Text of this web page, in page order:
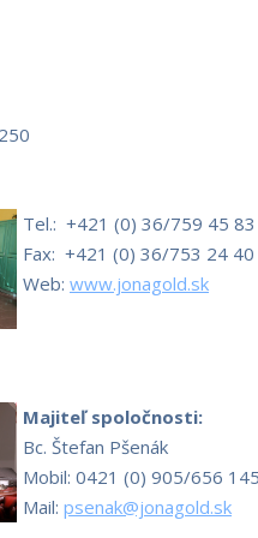
Tel.: +421 (0) 36/759 45 83
Fax: +421 (0) 36/753 24 40
Web: www.jonagold.sk
Majiteľ spoločnosti:
Bc. Štefan Pšenák
Mobil: 0421 (0) 905/656
Mail: psenak@jonagold.sk